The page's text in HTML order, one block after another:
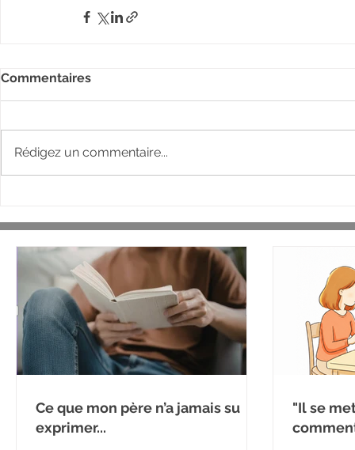
Commentaires
Rédigez un commentaire...
Ce que mon père n’a jamais su
exprimer...
"Il se